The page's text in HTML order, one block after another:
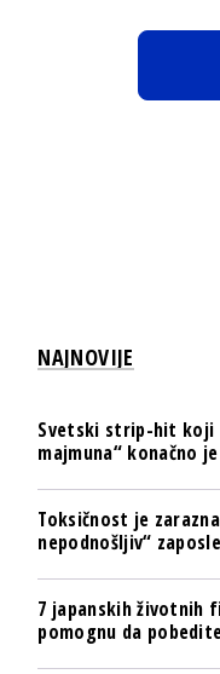
NAJNOVIJE
Svetski strip-hit koji
majmuna“ konačno
Toksičnost je
nepodnošljiv“
7 japanskih životnih
pomognu da